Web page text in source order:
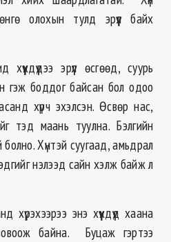
олохын тулд эрүүл байх
эрүүл өсгөөд, суурь
гэж боддог байсан бол одоо
хүрч эхэлсэн. Өсвөр нас,
тэд маань туулна. Бэлгийн
Хүнтэй суугаад, амьдрал
нэлээд сайн хэлж байж л
хүрэхээрээ энэ хүүхдүүд хаана
байна. Буцаж гэртээ